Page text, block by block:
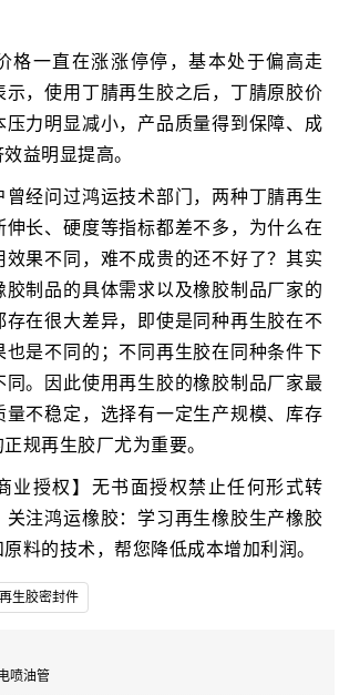
格一直在涨涨停停，基本处于偏高走
示，使用丁腈再生胶之后，丁腈原胶价
压力明显减小，产品质量得到保障、成
益明显提高。
曾经问过鸿运技术部门，两种丁腈再生
伸长、硬度等指标都差不多，为什么在
效果不同，难不成贵的还不好了？其实
胶制品的具体需求以及橡胶制品厂家的
存在很大差异，即使是同种再生胶在不
也是不同的；不同再生胶在同种条件下
同。因此使用再生胶的橡胶制品厂家最
量不稳定，选择有一定生产规模、库存
规再生胶厂尤为重要。
业授权】无书面授权禁止任何形式转
关注鸿运橡胶：学习再生橡胶生产橡胶
料的技术，帮您降低成本增加利润。
再生胶密封件
喷油管